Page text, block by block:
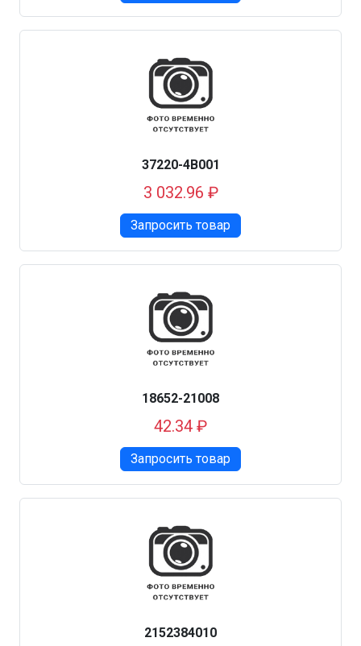
37220-4B001
3 032.96 ₽
Запросить товар
18652-21008
42.34 ₽
Запросить товар
2152384010